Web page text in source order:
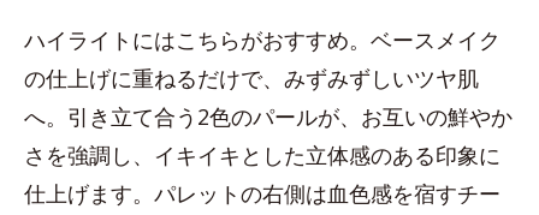
ハイライトにはこちらがおすすめ。ベースメイク
の仕上げに重ねるだけで、みずみずしいツヤ肌
へ。引き立て合う2色のパールが、お互いの鮮やか
さを強調し、イキイキとした立体感のある印象に
仕上げます。パレットの右側は血色感を宿すチー